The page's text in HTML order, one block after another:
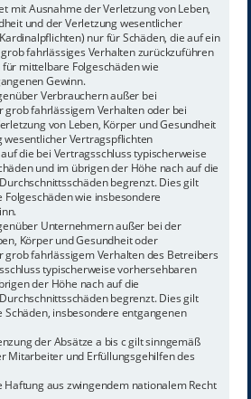
mit Ausnahme der Verletzung von Leben,
und der Verletzung wesentlicher
nur für Schäden, die auf ein
fahrlässiges Verhalten zurückzuführen
mittelbare Folgeschäden wie
Gewinn.
Verbrauchern außer bei
grob fahrlässigem Verhalten oder bei
von Leben, Körper und Gesundheit
wesentlicher Vertragspflichten
die bei Vertragsschluss typischerweise
und im übrigen der Höhe nach auf die
begrenzt. Dies gilt
wie insbesondere
Unternehmern außer bei der
Körper und Gesundheit oder
grob fahrlässigem Verhalten des Betreibers
typischerweise vorhersehbaren
der Höhe nach auf die
begrenzt. Dies gilt
insbesondere entgangenen
der Absätze a bis c gilt sinngemäß
Mitarbeiter und Erfüllungsgehilfen des
Haftung aus zwingendem nationalem Recht